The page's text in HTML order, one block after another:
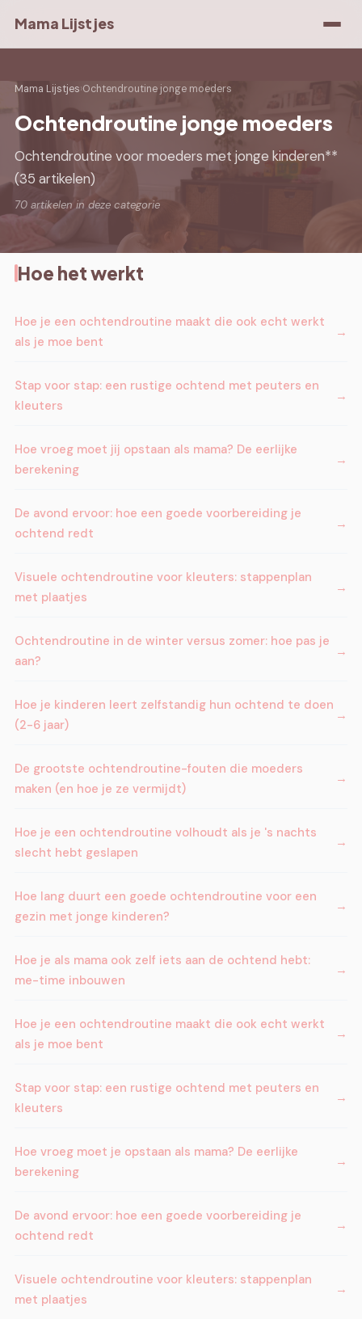
Mama Lijstjes
Mama Lijstjes›Ochtendroutine jonge moeders
Ochtendroutine jonge moeders
Ochtendroutine voor moeders met jonge kinderen**
(35 artikelen)
70 artikelen in deze categorie
Hoe het werkt
Hoe je een ochtendroutine maakt die ook echt werkt
als je moe bent
Stap voor stap: een rustige ochtend met peuters en
kleuters
Hoe vroeg moet jij opstaan als mama? De eerlijke
berekening
De avond ervoor: hoe een goede voorbereiding je
ochtend redt
Visuele ochtendroutine voor kleuters: stappenplan
met plaatjes
Ochtendroutine in de winter versus zomer: hoe pas je
aan?
Hoe je kinderen leert zelfstandig hun ochtend te doen
(2-6 jaar)
De grootste ochtendroutine-fouten die moeders
maken (en hoe je ze vermijdt)
Hoe je een ochtendroutine volhoudt als je 's nachts
slecht hebt geslapen
Hoe lang duurt een goede ochtendroutine voor een
gezin met jonge kinderen?
Hoe je als mama ook zelf iets aan de ochtend hebt:
me-time inbouwen
Hoe je een ochtendroutine maakt die ook echt werkt
als je moe bent
Stap voor stap: een rustige ochtend met peuters en
kleuters
Hoe vroeg moet je opstaan als mama? De eerlijke
berekening
De avond ervoor: hoe een goede voorbereiding je
ochtend redt
Visuele ochtendroutine voor kleuters: stappenplan
met plaatjes